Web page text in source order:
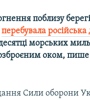
поблизу
перебувала російська
морських
оком,
Сили оборони